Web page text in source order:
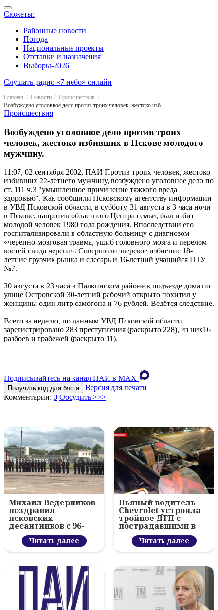
Сюжеты:
Районные новости
Погода
Национальные проекты
Отставки и назначения
Выборы-2026
Слушать радио «7 небо» онлайн
Главная Новости
Происшествия
Возбуждено уголовное дело против троих человек, жестоко избивших в Пскове молодого мужчину.
Происшествия
Возбуждено уголовное дело против троих
человек, жестоко избивших в Пскове молодого
мужчину.
11:07, 02 сентября 2002, ПАИ Против троих человек, жестоко
избивших 22-летнего мужчину, возбуждено уголовное дело по
ст. 111 ч.3 "умышленное причинение тяжкого вреда
здоровью". Как сообщили Псковскому агентству информации
в УВД Псковской области, в субботу, 31 августа в 3 часа ночи
в Пскове, напротив областного Центра семьи, был избит
молодой человек 1980 года рождения. Впоследствии его
госпитализировали в областную больницу с диагнозом
«черепно-мозговая травма, ушиб головного мозга и перелом
костей свода черепа». Совершили зверское избиение 18-
летние грузчик рынка и слесарь и 16-летний учащийся ПТУ
№7.
30 августа в 23 часа в Палкинском районе в подъезде дома по
улице Островской 30-летний рабочий открыто похитил у
женщины один литр самогона и 76 рублей. Ведётся следствие.
Всего за неделю, по данным УВД Псковской области,
зарегистрировано 283 преступления (раскрыто 228), из них16
разбоев и грабежей (раскрыто 11).
Подписывайтесь на канал ПАИ в MAХ
Получить код для блога
Версия для печати
Комментарии: 0 Обсудить >>>
Михаил Ведерников
поздравил
псковских
десантников с 96-
летием ВДВ и
вручил награды
Читать далее
Пьяный водитель
Chevrolet устроила
тройное ДТП с
пострадавшими в
Пскове
Читать далее